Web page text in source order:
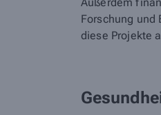
Außerdem
Forschung
diese Projekte